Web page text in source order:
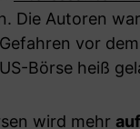
Die Autoren
vor
Börse heiß
wird mehr